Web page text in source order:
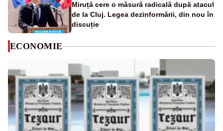
Miruță cere o măsură radicală după atacul
de la Cluj. Legea dezinformării, din nou în
discuție
ECONOMIE